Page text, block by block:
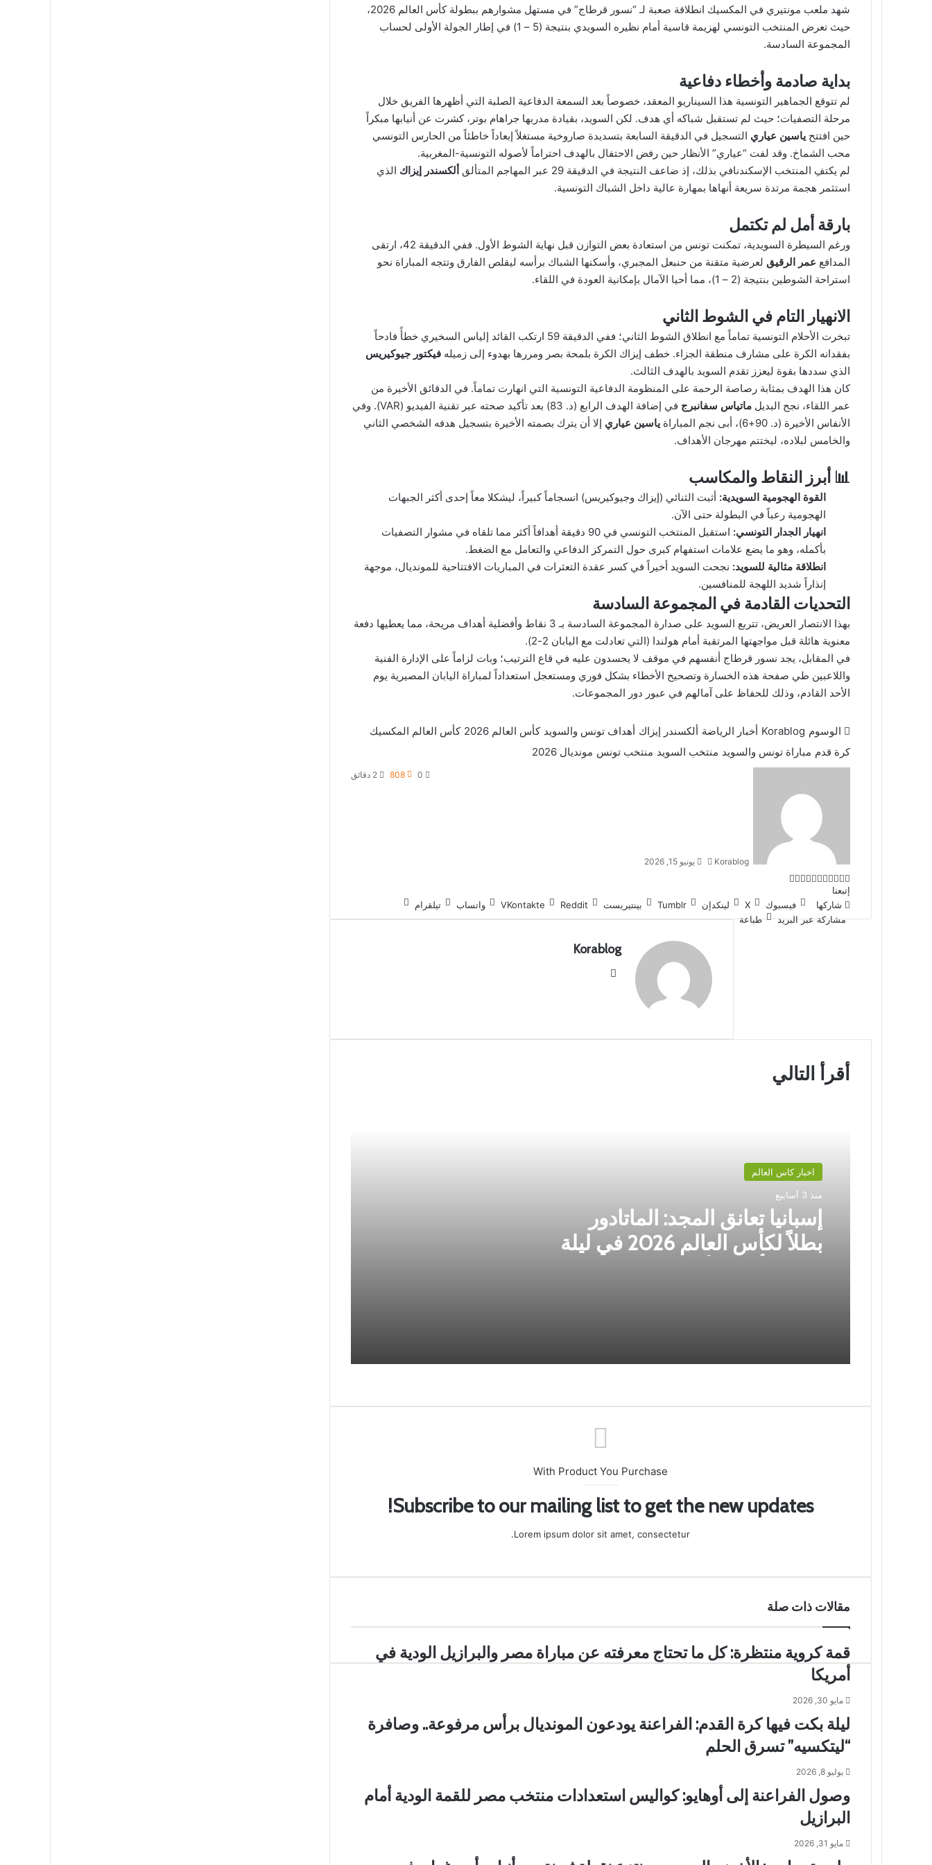
شهد ملعب مونتيري في المكسيك انطلاقة صعبة لـ “نسور قرطاج” في مستهل مشوارهم ببطولة كأس العالم 2026،
حيث تعرض المنتخب التونسي لهزيمة قاسية أمام نظيره السويدي بنتيجة (5 – 1) في إطار الجولة الأولى لحساب
المجموعة السادسة.
بداية صادمة وأخطاء دفاعية
لم تتوقع الجماهير التونسية هذا السيناريو المعقد، خصوصاً بعد السمعة الدفاعية الصلبة التي أظهرها الفريق خلال
مرحلة التصفيات؛ حيث لم تستقبل شباكه أي هدف. لكن السويد، بقيادة مدربها جراهام بوتر، كشرت عن أنيابها مبكراً
حين افتتح ياسين عياري التسجيل في الدقيقة السابعة بتسديدة صاروخية مستغلاً إبعاداً خاطئاً من الحارس التونسي
محب الشماخ. وقد لفت “عياري” الأنظار حين رفض الاحتفال بالهدف احتراماً لأصوله التونسية-المغربية.
لم يكتفِ المنتخب الإسكندنافي بذلك، إذ ضاعف النتيجة في الدقيقة 29 عبر المهاجم المتألق
ألكسندر إيزاك الذي
استثمر هجمة مرتدة سريعة أنهاها بمهارة عالية داخل الشباك التونسية.
بارقة أمل لم تكتمل
ورغم السيطرة السويدية، تمكنت تونس من استعادة بعض التوازن قبل نهاية الشوط الأول. ففي الدقيقة 42، ارتقى
المدافع عمر الرقيق لعرضية متقنة من حنبعل المجبري، وأسكنها الشباك برأسه ليقلص الفارق وتتجه المباراة نحو
استراحة الشوطين بنتيجة (2 – 1)، مما أحيا الآمال بإمكانية العودة في اللقاء.
الانهيار التام في الشوط الثاني
تبخرت الأحلام التونسية تماماً مع انطلاق الشوط الثاني؛ ففي الدقيقة 59 ارتكب القائد إلياس السخيري خطأً فادحاً
بفقدانه الكرة على مشارف منطقة الجزاء. خطف إيزاك الكرة بلمحة بصر ومررها بهدوء إلى زميله فيكتور جيوكيريس
الذي سددها بقوة ليعزز تقدم السويد بالهدف الثالث.
كان هذا الهدف بمثابة رصاصة الرحمة على المنظومة الدفاعية التونسية التي انهارت تماماً. في الدقائق الأخيرة من
عمر اللقاء، نجح البديل ماتياس سفانبرج
في إضافة الهدف الرابع (د. 83) بعد تأكيد صحته عبر تقنية الفيديو (VAR). وفي
الأنفاس الأخيرة (د. 90+6)، أبى نجم المباراة
ياسين عياري إلا أن يترك بصمته الأخيرة بتسجيل هدفه الشخصي الثاني
والخامس لبلاده، ليختتم مهرجان الأهداف.
📊 أبرز النقاط والمكاسب
القوة الهجومية السويدية: أثبت الثنائي (إيزاك وجيوكيريس) انسجاماً كبيراً، ليشكلا معاً إحدى أكثر الجبهات
الهجومية رعباً في البطولة حتى الآن.
انهيار الجدار التونسي:
استقبل المنتخب التونسي في 90 دقيقة أهدافاً أكثر مما تلقاه في مشوار التصفيات
بأكمله، وهو ما يضع علامات استفهام كبرى حول التمركز الدفاعي والتعامل مع الضغط.
انطلاقة مثالية للسويد: نجحت السويد أخيراً في كسر عقدة التعثرات في المباريات الافتتاحية للمونديال، موجهة
إنذاراً شديد اللهجة للمنافسين.
التحديات القادمة في المجموعة السادسة
بهذا الانتصار العريض، تتربع السويد على صدارة المجموعة السادسة بـ 3 نقاط وأفضلية أهداف مريحة، مما يعطيها دفعة
معنوية هائلة قبل مواجهتها المرتقبة أمام هولندا (التي تعادلت مع اليابان 2-2).
في المقابل، يجد نسور قرطاج أنفسهم في موقف لا يحسدون عليه في قاع الترتيب؛ وبات لزاماً على الإدارة الفنية
واللاعبين طي صفحة هذه الخسارة وتصحيح الأخطاء بشكل فوري ومستعجل استعداداً لمباراة اليابان المصيرية يوم
الأحد القادم، وذلك للحفاظ على آمالهم في عبور دور المجموعات.
الوسوم Korablog أخبار الرياضة ألكسندر إيزاك أهداف تونس والسويد كأس العالم 2026
كأس العالم المكسيك
كرة قدم مباراة تونس والسويد منتخب السويد منتخب تونس مونديال 2026
Korablog يونيو 15, 2026
0
808
البريد
إتبعنا
شاركها
فيسبوك ‫X لينكدإن بينتيريست واتساب
تيلقرام
مشاركة عبر البريد
طباعة
Korablog
أقرأ التالي
اخبار كاس العالم
منذ 3 أسابيع
إسبانيا تعانق المجد: الماتادور
بطلاً لكأس العالم 2026 في ليلة
With Product You Purchase
Subscribe to our mailing list to get the new updates!
Lorem ipsum dolor sit amet, consectetur.
مقالات ذات صلة
قمة كروية منتظرة: كل ما تحتاج معرفته عن مباراة مصر والبرازيل الودية في
أمريكا
مايو 30, 2026
ليلة بكت فيها كرة القدم: الفراعنة يودعون المونديال برأس مرفوعة.. وصافرة
“ليتكسيه” تسرق الحلم
يوليو 8, 2026
وصول الفراعنة إلى أوهايو: كواليس استعدادات منتخب مصر للقمة الودية أمام
البرازيل
مايو 31, 2026